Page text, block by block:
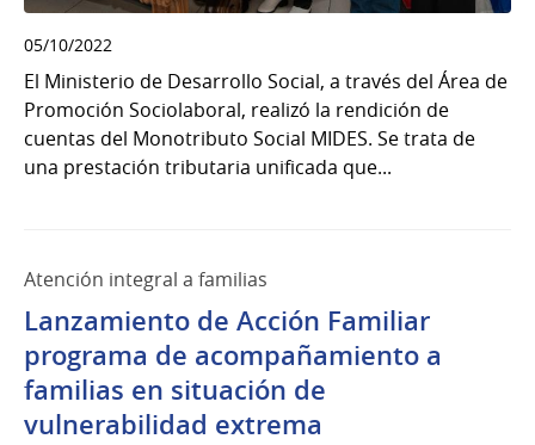
05/10/2022
El Ministerio de Desarrollo Social, a través del Área de
Promoción Sociolaboral, realizó la rendición de
cuentas del Monotributo Social MIDES. Se trata de
una prestación tributaria unificada que...
Atención integral a familias
Lanzamiento de Acción Familiar
programa de acompañamiento a
familias en situación de
vulnerabilidad extrema